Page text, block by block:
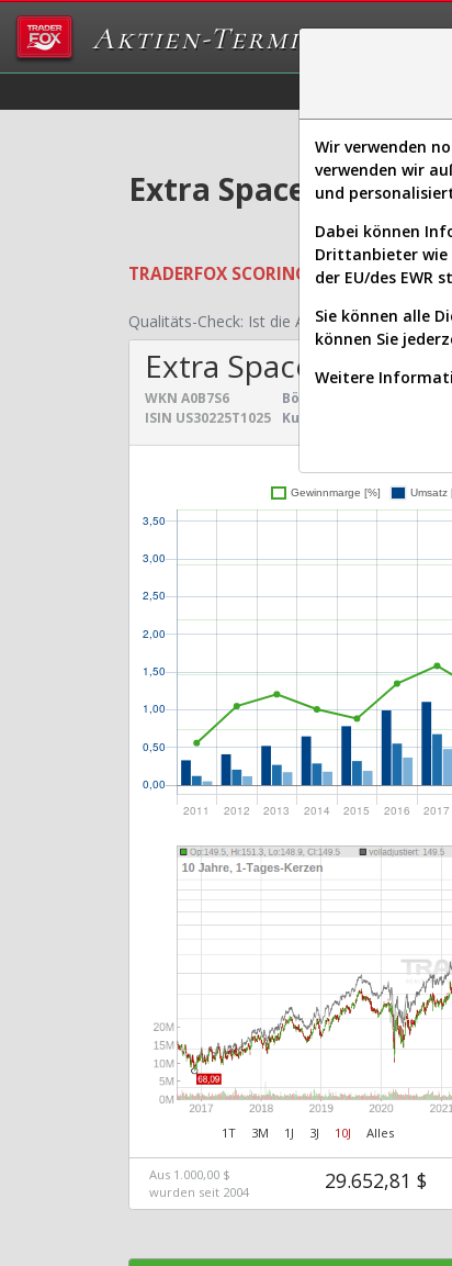
Aktien-Terminal
Extra Space Storage
TRADERFOX SCORING SYSTEMS:
Qualitäts-Check: Ist die Aktie zum Investieren
Extra Space Storage
WKN A0B7S6
ISIN US30225T1025
Börsenwert:
Kurs:
1T 3M 1J 3J 10J Alles
Aus 1.000,00 $
wurden seit 2004
29.652,81 $
Wir verwenden
verwenden wir
und
Dabei können
Drittanbieter wie
der EU/des EWR
Sie können alle
können Sie
Weitere